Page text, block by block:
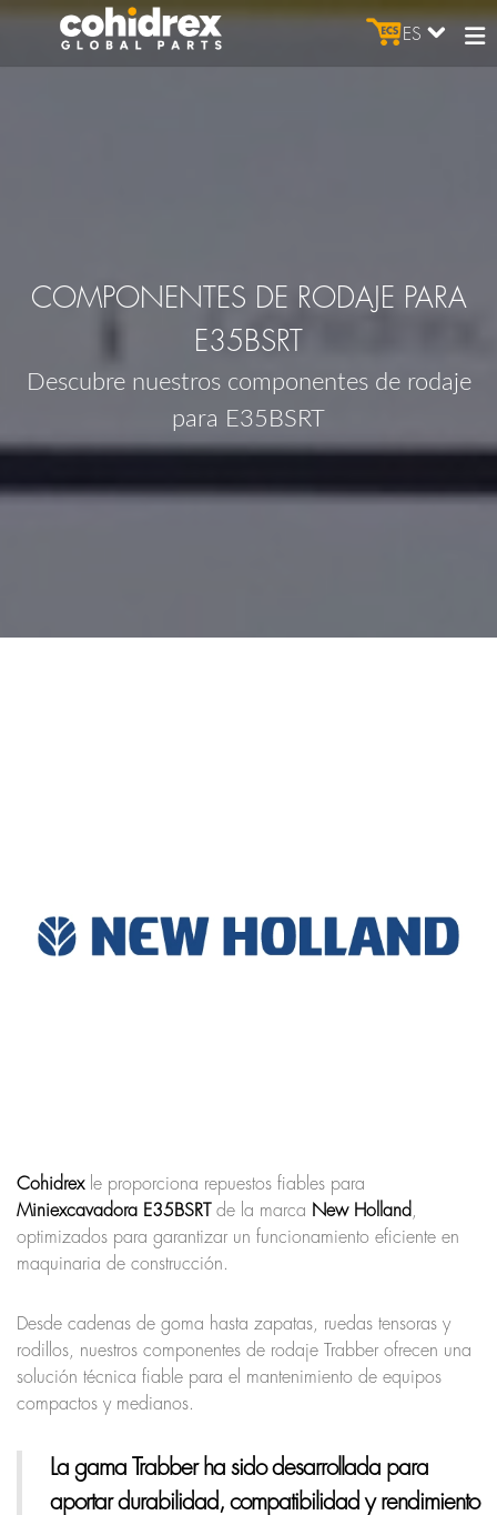
ES
COMPONENTES DE RODAJE PARA
E35BSRT
Descubre nuestros componentes de rodaje
para E35BSRT
Cohidrexle proporciona repuestos fiables para
Miniexcavadora E35BSRTde la marca New Holland
optimizados para garantizar un funcionamiento eficiente en
maquinaria de construcción.
Desde cadenas de goma hasta zapatas, ruedas tensoras y
rodillos, nuestros componentes de rodaje Trabber ofrecen una
solución técnica fiable para el mantenimiento de equipos
compactos y medianos.
La gama Trabber ha sido desarrollada para
aportar durabilidad, compatibilidad y rendimiento